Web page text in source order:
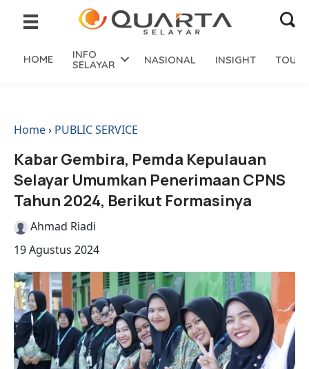
HOME INFO
SELAYAR NASIONAL INSIGHT
Home› PUBLIC SERVICE
Kabar Gembira, Pemda Kepulauan
Selayar Umumkan Penerimaan CPNS
Tahun 2024, Berikut Formasinya
Ahmad Riadi
19 Agustus 2024